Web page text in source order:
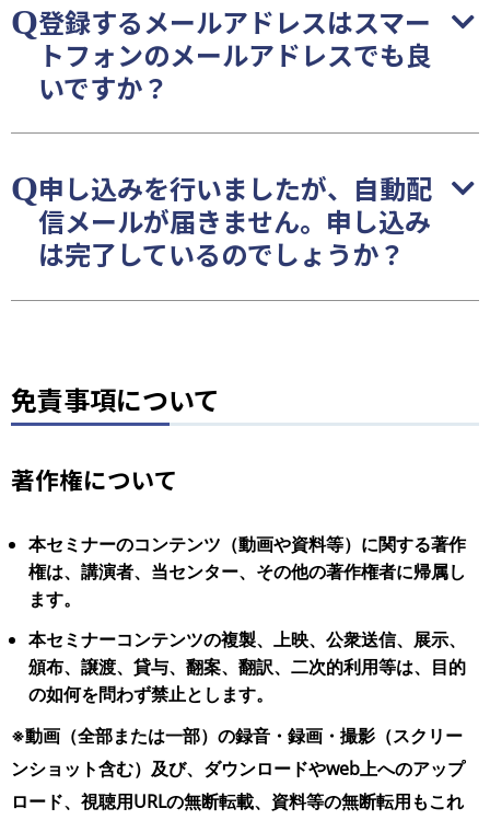
登録するメールアドレスはスマー
トフォンのメールアドレスでも良
いですか？
申し込みを行いましたが、自動配
信メールが届きません。申し込み
は完了しているのでしょうか？
免責事項について
著作権について
本セミナーのコンテンツ（動画や資料等）に関する著作
権は、講演者、当センター、その他の著作権者に帰属し
ます。
本セミナーコンテンツの複製、上映、公衆送信、展示、
頒布、譲渡、貸与、翻案、翻訳、二次的利用等は、目的
の如何を問わず禁止とします。
※動画（全部または一部）の録音・録画・撮影（スクリー
ンショット含む）及び、ダウンロードやweb上へのアップ
ロード、視聴用URLの無断転載、資料等の無断転用もこれ